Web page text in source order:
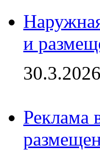
и
Реклама